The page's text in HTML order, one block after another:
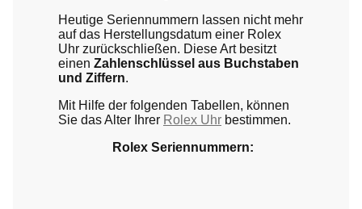
Heutige Seriennummern lassen nicht mehr
auf das Herstellungsdatum einer Rolex
Uhr zurückschließen. Diese Art besitzt
einen Zahlenschlüssel aus Buchstaben
und Ziffern.
Mit Hilfe der folgenden Tabellen, können
Sie das Alter Ihrer Rolex Uhr bestimmen.
Rolex Seriennummern: